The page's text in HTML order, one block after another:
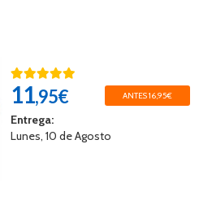
11,95€ ANTES 16,95€
Entrega:
Lunes, 10 de Agosto